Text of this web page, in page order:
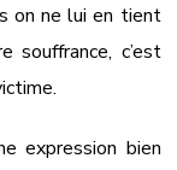
on ne lui en tient
souffrance, c’est
expression bien